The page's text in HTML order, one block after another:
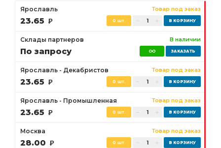
Ярославль Товар под заказ
23.65 Р 0 шт.
Склады партнеров В наличии
По запросу
Ярославль - Декабристов Товар под заказ
23.65 Р 0 шт.
Ярославль - Промышленная Товар под заказ
23.65 Р 0 шт.
Москва Товар под заказ
28.00 Р 0 шт.